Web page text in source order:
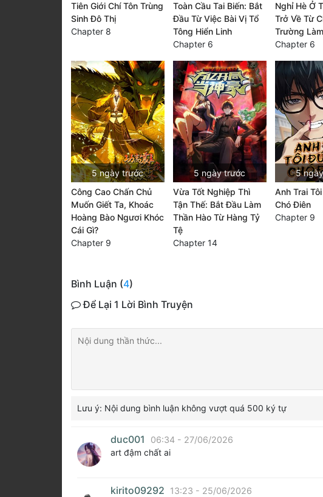
Tiên Giới Chí Tôn Trùng
Sinh Đô Thị
Chapter 8
Toàn Cầu Tai Biến: Bắt
Đầu Từ Việc Bài Vị Tổ
Tông Hiển Linh
Chapter 6
Nghỉ Hè Ở
Trở Về Từ
Trường
Chapter 6
5 ngày trước
Công Cao Chấn Chủ
Muốn Giết Ta, Khoác
Hoàng Bào Ngươi Khóc
Cái Gì?
Chapter 9
5 ngày trước
Vừa Tốt Nghiệp Thì
Tận Thế: Bắt Đầu Làm
Thần Hào Từ Hàng Tỷ
Tệ
Chapter 14
5
Anh Trai
Chó Điên
Chapter 9
Bình Luận (4)
Để Lại 1 Lời Bình Truyện
Lưu ý: Nội dung bình luận không vượt quá 500 ký tự
duc001
06:34 - 27/06/2026
art đậm chất ai
kirito09292
13:23 - 25/06/2026